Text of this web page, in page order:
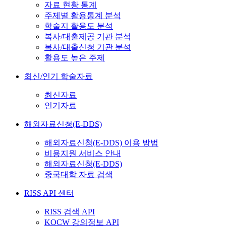
자료 현황 통계
주제별 활용통계 분석
학술지 활용도 분석
복사/대출제공 기관 분석
복사/대출신청 기관 분석
활용도 높은 주제
최신/인기 학술자료
최신자료
인기자료
해외자료신청(E-DDS)
해외자료신청(E-DDS) 이용 방법
비용지원 서비스 안내
해외자료신청(E-DDS)
중국대학 자료 검색
RISS API 센터
RISS 검색 API
KOCW 강의정보 API